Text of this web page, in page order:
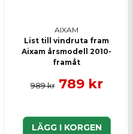
AIXAM
List till vindruta fram
Aixam årsmodell 2010-
framåt
989 kr 789 kr
LÄGG I KORGEN